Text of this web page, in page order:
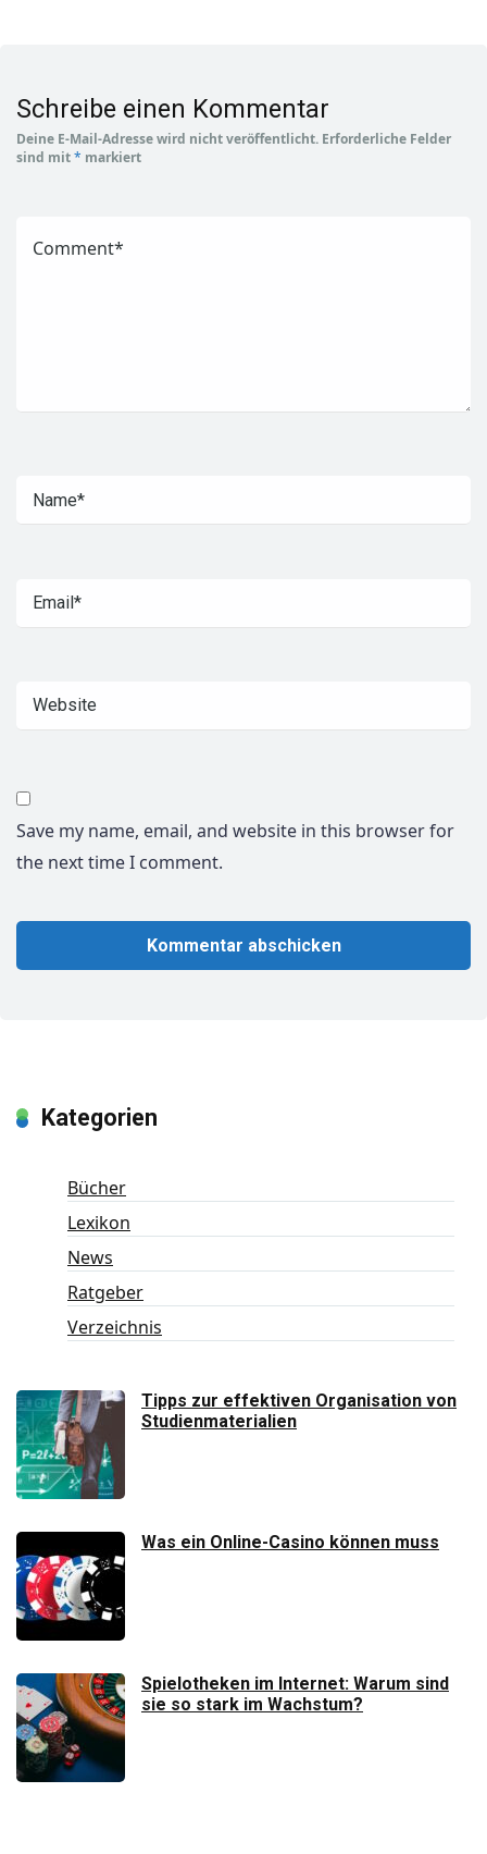
Schreibe einen Kommentar
Deine E-Mail-Adresse wird nicht veröffentlicht. Erforderliche Felder
sind mit* markiert
Save my name, email, and website in this browser for
the next time I comment.
Kategorien
Bücher
Lexikon
News
Ratgeber
Verzeichnis
Tipps zur effektiven Organisation von
Studienmaterialien
Was ein Online-Casino können muss
Spielotheken im Internet: Warum sind
sie so stark im Wachstum?